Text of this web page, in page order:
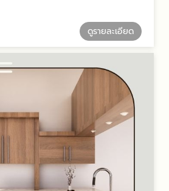
ดูรายละเอียด